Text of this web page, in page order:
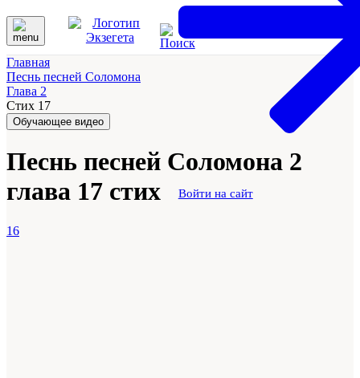
Войти на сайт
Главная
Песнь песней Соломона
Глава 2
Стих 17
Обучающее видео
Песнь песней Соломона 2
глава 17 стих
16